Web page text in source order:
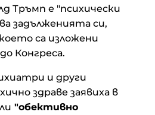
Тръмп е "психически
задълженията си,
са изложени
Конгреса.
и други
здраве заявиха в
"обективно